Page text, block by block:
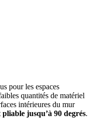
pour les espaces
quantités de matériel
intérieures du mur
pliable jusqu’à 90 degrés.